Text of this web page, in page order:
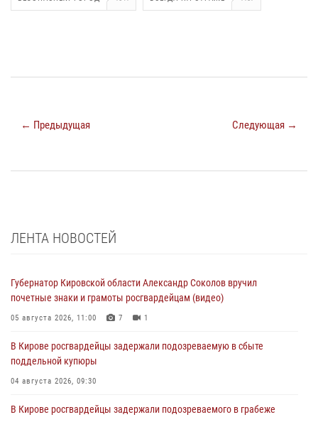
← Предыдущая Следующая →
ЛЕНТА НОВОСТЕЙ
Губернатор Кировской области Александр Соколов вручил
почетные знаки и грамоты росгвардейцам (видео)
05 августа 2026, 11:00 7 1
В Кирове росгвардейцы задержали подозреваемую в сбыте
поддельной купюры
04 августа 2026, 09:30
В Кирове росгвардейцы задержали подозреваемого в грабеже